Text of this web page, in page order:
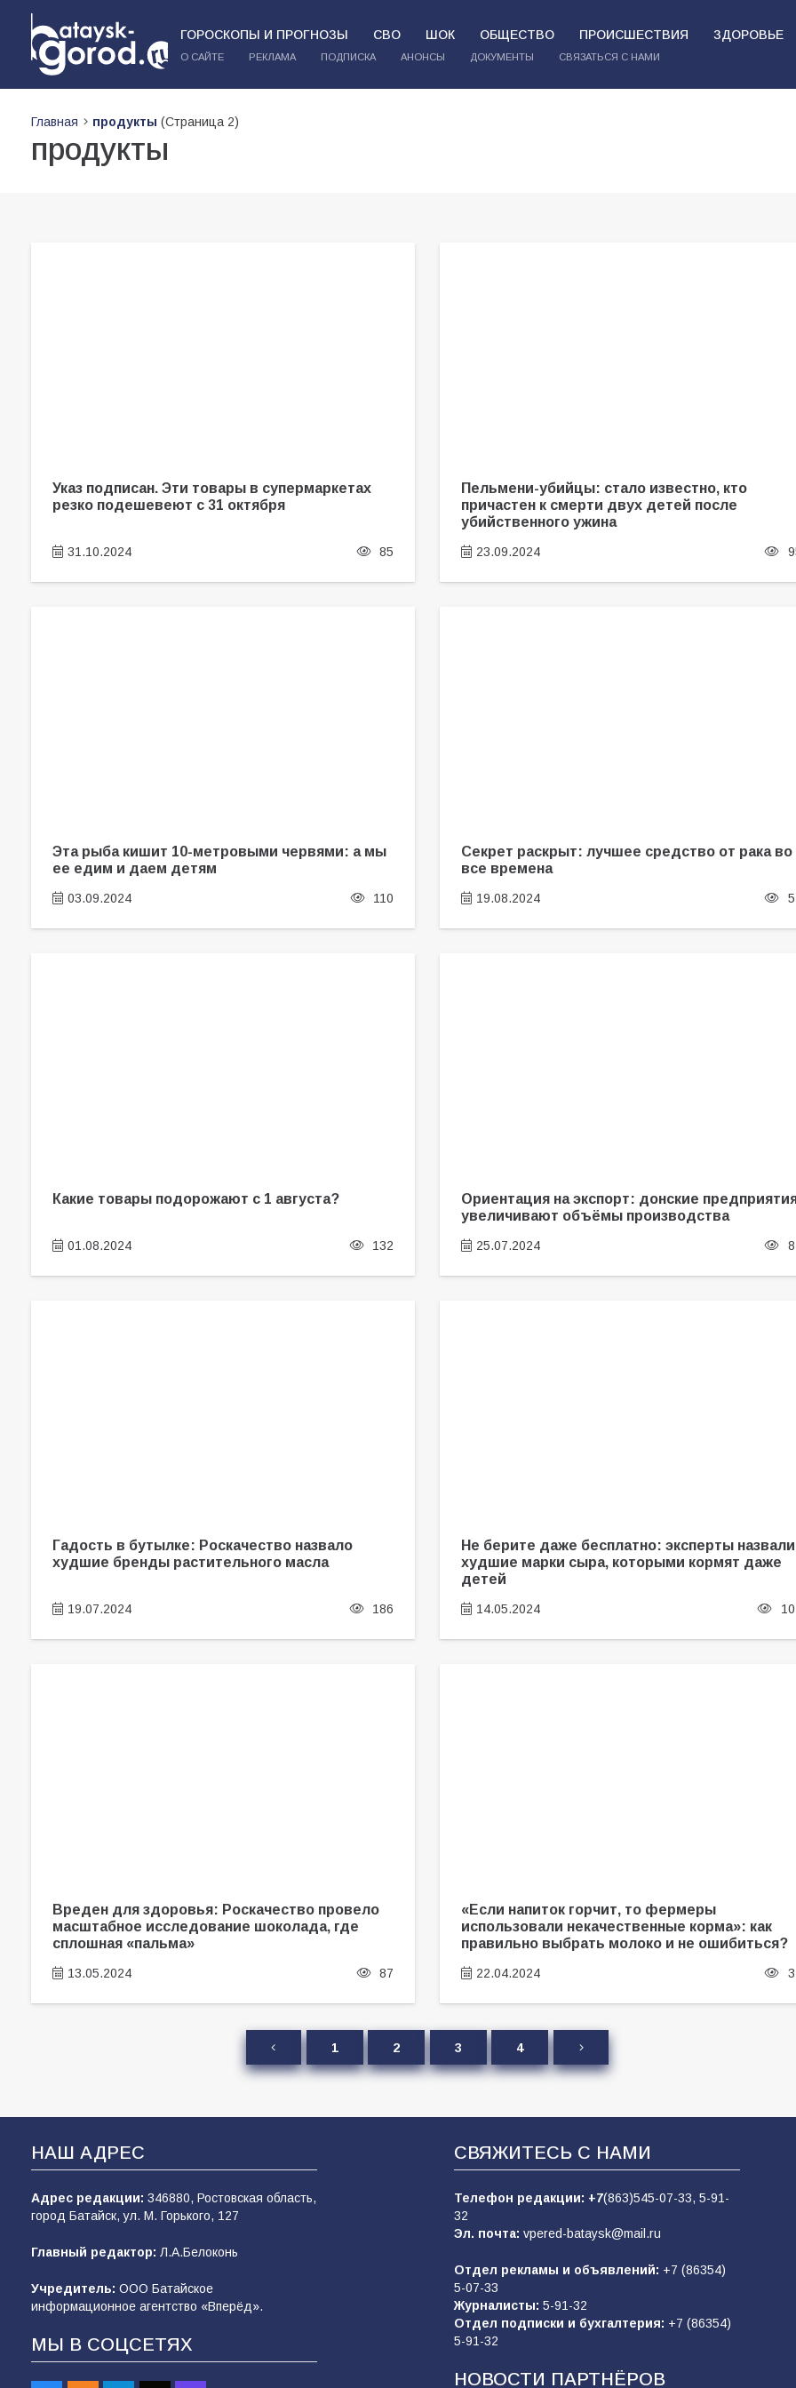
ГОРОСКОПЫ И ПРОГНОЗЫ СВО ШОК ОБЩЕСТВО ПРОИСШЕСТВИЯ ЗДОРОВЬЕ
О САЙТЕ РЕКЛАМА ПОДПИСКА АНОНСЫ ДОКУМЕНТЫ СВЯЗАТЬСЯ С НАМИ
Главная продукты (Страница 2)
продукты
Указ подписан. Эти товары в супермаркетах
резко подешевеют с 31 октября
31.10.2024 85
Пельмени-убийцы: стало известно, кто
причастен к смерти двух детей после
убийственного ужина
23.09.2024
Эта рыба кишит 10-метровыми червями: а мы
ее едим и даем детям
03.09.2024 110
Секрет раскрыт: лучшее средство от рака во
все времена
19.08.2024
Какие товары подорожают с 1 августа?
01.08.2024 132
Ориентация на экспорт: донские
увеличивают объёмы производства
25.07.2024
Гадость в бутылке: Роскачество назвало
худшие бренды растительного масла
19.07.2024 186
Не берите даже бесплатно: эксперты назвали
худшие марки сыра, которыми кормят даже
детей
14.05.2024
Вреден для здоровья: Роскачество провело
масштабное исследование шоколада, где
сплошная «пальма»
13.05.2024 87
«Если напиток горчит, то фермеры
использовали некачественные корма»: как
правильно выбрать молоко и не ошибиться?
22.04.2024
1 2 3 4
НАШ АДРЕС
Адрес редакции: 346880, Ростовская область,
город Батайск, ул. М. Горького, 127
Главный редактор: Л.А.Белоконь
Учредитель: ООО Батайское
информационное агентство «Вперёд».
МЫ В СОЦСЕТЯХ
СВЯЖИТЕСЬ С НАМИ
Телефон редакции: +7(863)545-07-33, 5-91-
32
Эл. почта: vpered-bataysk@mail.ru
Отдел рекламы и объявлений: +7 (86354)
5-07-33
Журналисты: 5-91-32
Отдел подписки и бухгалтерия: +7 (86354)
5-91-32
НОВОСТИ ПАРТНЁРОВ